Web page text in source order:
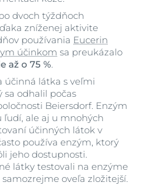
dvoch týždňoch
zníženej aktivite
používania Eucerin
účinkom sa preukázalo
až o 75 %.
účinná látka s veľmi
odhalil počas
Beiersdorf. Enzým
ľudí, ale aj u mnohých
účinných látok v
používa enzým, ktorý
jeho dostupnosti.
látky testovali na enzýme
oveľa zložitejší.